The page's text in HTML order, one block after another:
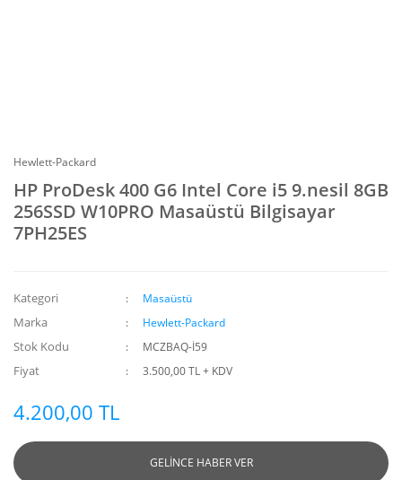
Hewlett-Packard
HP ProDesk 400 G6 Intel Core i5 9.nesil 8GB
256SSD W10PRO Masaüstü Bilgisayar
7PH25ES
Kategori Masaüstü
Marka Hewlett-Packard
Stok Kodu MCZBAQ-İ59
Fiyat 3.500,00 TL + KDV
4.200,00 TL
GELİNCE HABER VER